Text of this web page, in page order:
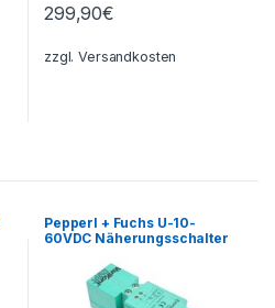
299,90€
zzgl.Versandkosten
Pepperl + Fuchs U-10-
60VDC Näherungsschalter